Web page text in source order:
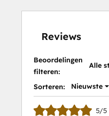
Reviews
Beoordelingen
filteren:
Alle
Sorteren: Nieuwste
5/5